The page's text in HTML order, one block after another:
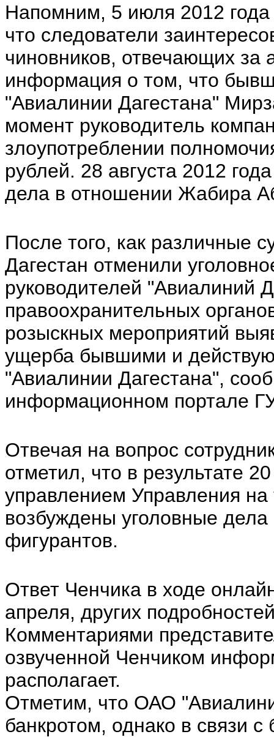
Напомним, 5 июля 2012
что следователи
чиновников, отвечающих за
информация о том, что
"Авиалинии Дагестана"
момент руководитель
злоупотреблении
рублей. 28 августа 2012
дела в отношении Жабира
После того, как различные
Дагестан отменили
руководителей "Авиалиний
правоохранительных
розыскных мероприятий
ущерба бывшими и
"Авиалинии Дагестана",
информационном портале
Отвечая на вопрос
отметил, что в результате
управлением Управления
возбуждены уголовные
фигурантов.
Ответ Ченчика в ходе
апреля, других
Комментариями
озвученной Ченчиком
располагает.
Отметим, что ОАО
банкротом, однако в связи